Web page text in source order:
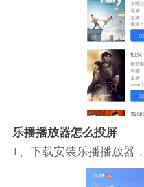
乐播播放器怎么投屏
1、下载安装乐播播放器